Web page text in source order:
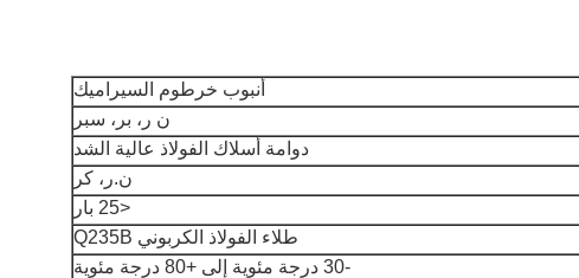
أنبوب خرطوم السيراميك
ن ر، بر، سبر
دوامة أسلاك الفولاذ عالية الشد
ن.ر، كر
<25 بار
طلاء الفولاذ الكربوني Q235B
-30 درجة مئوية إلى +80 درجة مئوية